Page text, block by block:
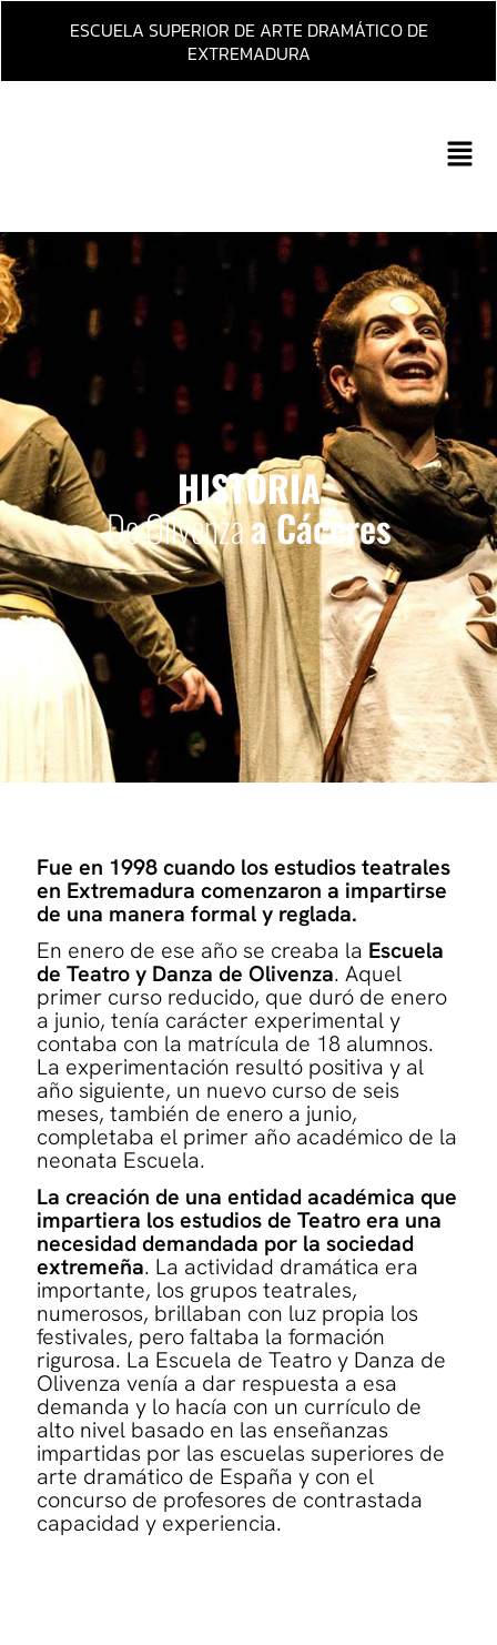
Ir
ESCUELA SUPERIOR DE ARTE DRAMÁTICO DE
EXTREMADURA
Main
HISTORIA
De Olivenzaa Cáceres
Fue en 1998 cuando los estudios teatrales
en Extremadura comenzaron a impartirse
de una manera formal y reglada.
En enero de ese año se creaba la Escuela
de Teatro y Danza de Olivenza. Aquel
primer curso reducido, que duró de enero
a junio, tenía carácter experimental y
contaba con la matrícula de 18 alumnos.
La experimentación resultó positiva y al
año siguiente, un nuevo curso de seis
meses, también de enero a junio,
completaba el primer año académico de la
neonata Escuela.
La creación de una entidad académica que
impartiera los estudios de Teatro era una
necesidad demandada por la sociedad
extremeña. La actividad dramática era
importante, los grupos teatrales,
numerosos, brillaban con luz propia los
festivales, pero faltaba la formación
rigurosa. La Escuela de Teatro y Danza de
Olivenza venía a dar respuesta a esa
demanda y lo hacía con un currículo de
alto nivel basado en las enseñanzas
impartidas por las escuelas superiores de
arte dramático de España y con el
concurso de profesores de contrastada
capacidad y experiencia.